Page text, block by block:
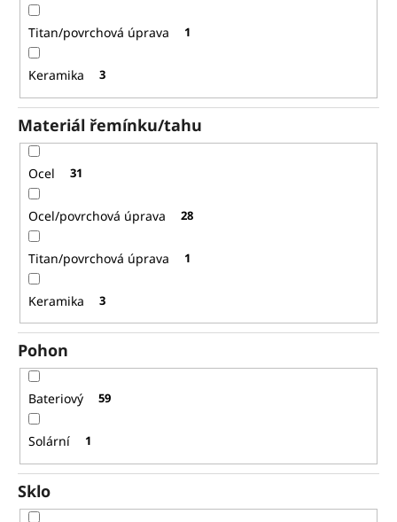
Titan/povrchová úprava 1
Keramika 3
Materiál řemínku/tahu
Ocel 31
Ocel/povrchová úprava 28
Titan/povrchová úprava 1
Keramika 3
Pohon
Bateriový 59
Solární 1
Sklo